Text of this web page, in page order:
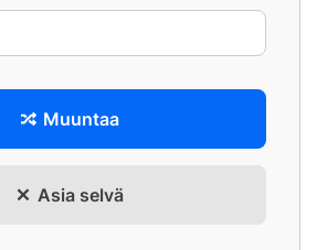
Muuntaa
Asia selvä